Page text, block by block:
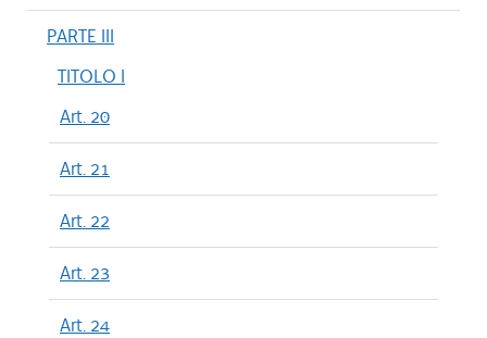
PARTE III
TITOLO I
Art. 20
Art. 21
Art. 22
Art. 23
Art. 24